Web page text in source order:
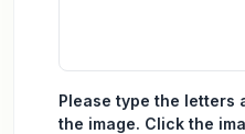
Please type the letters
the image. Click the